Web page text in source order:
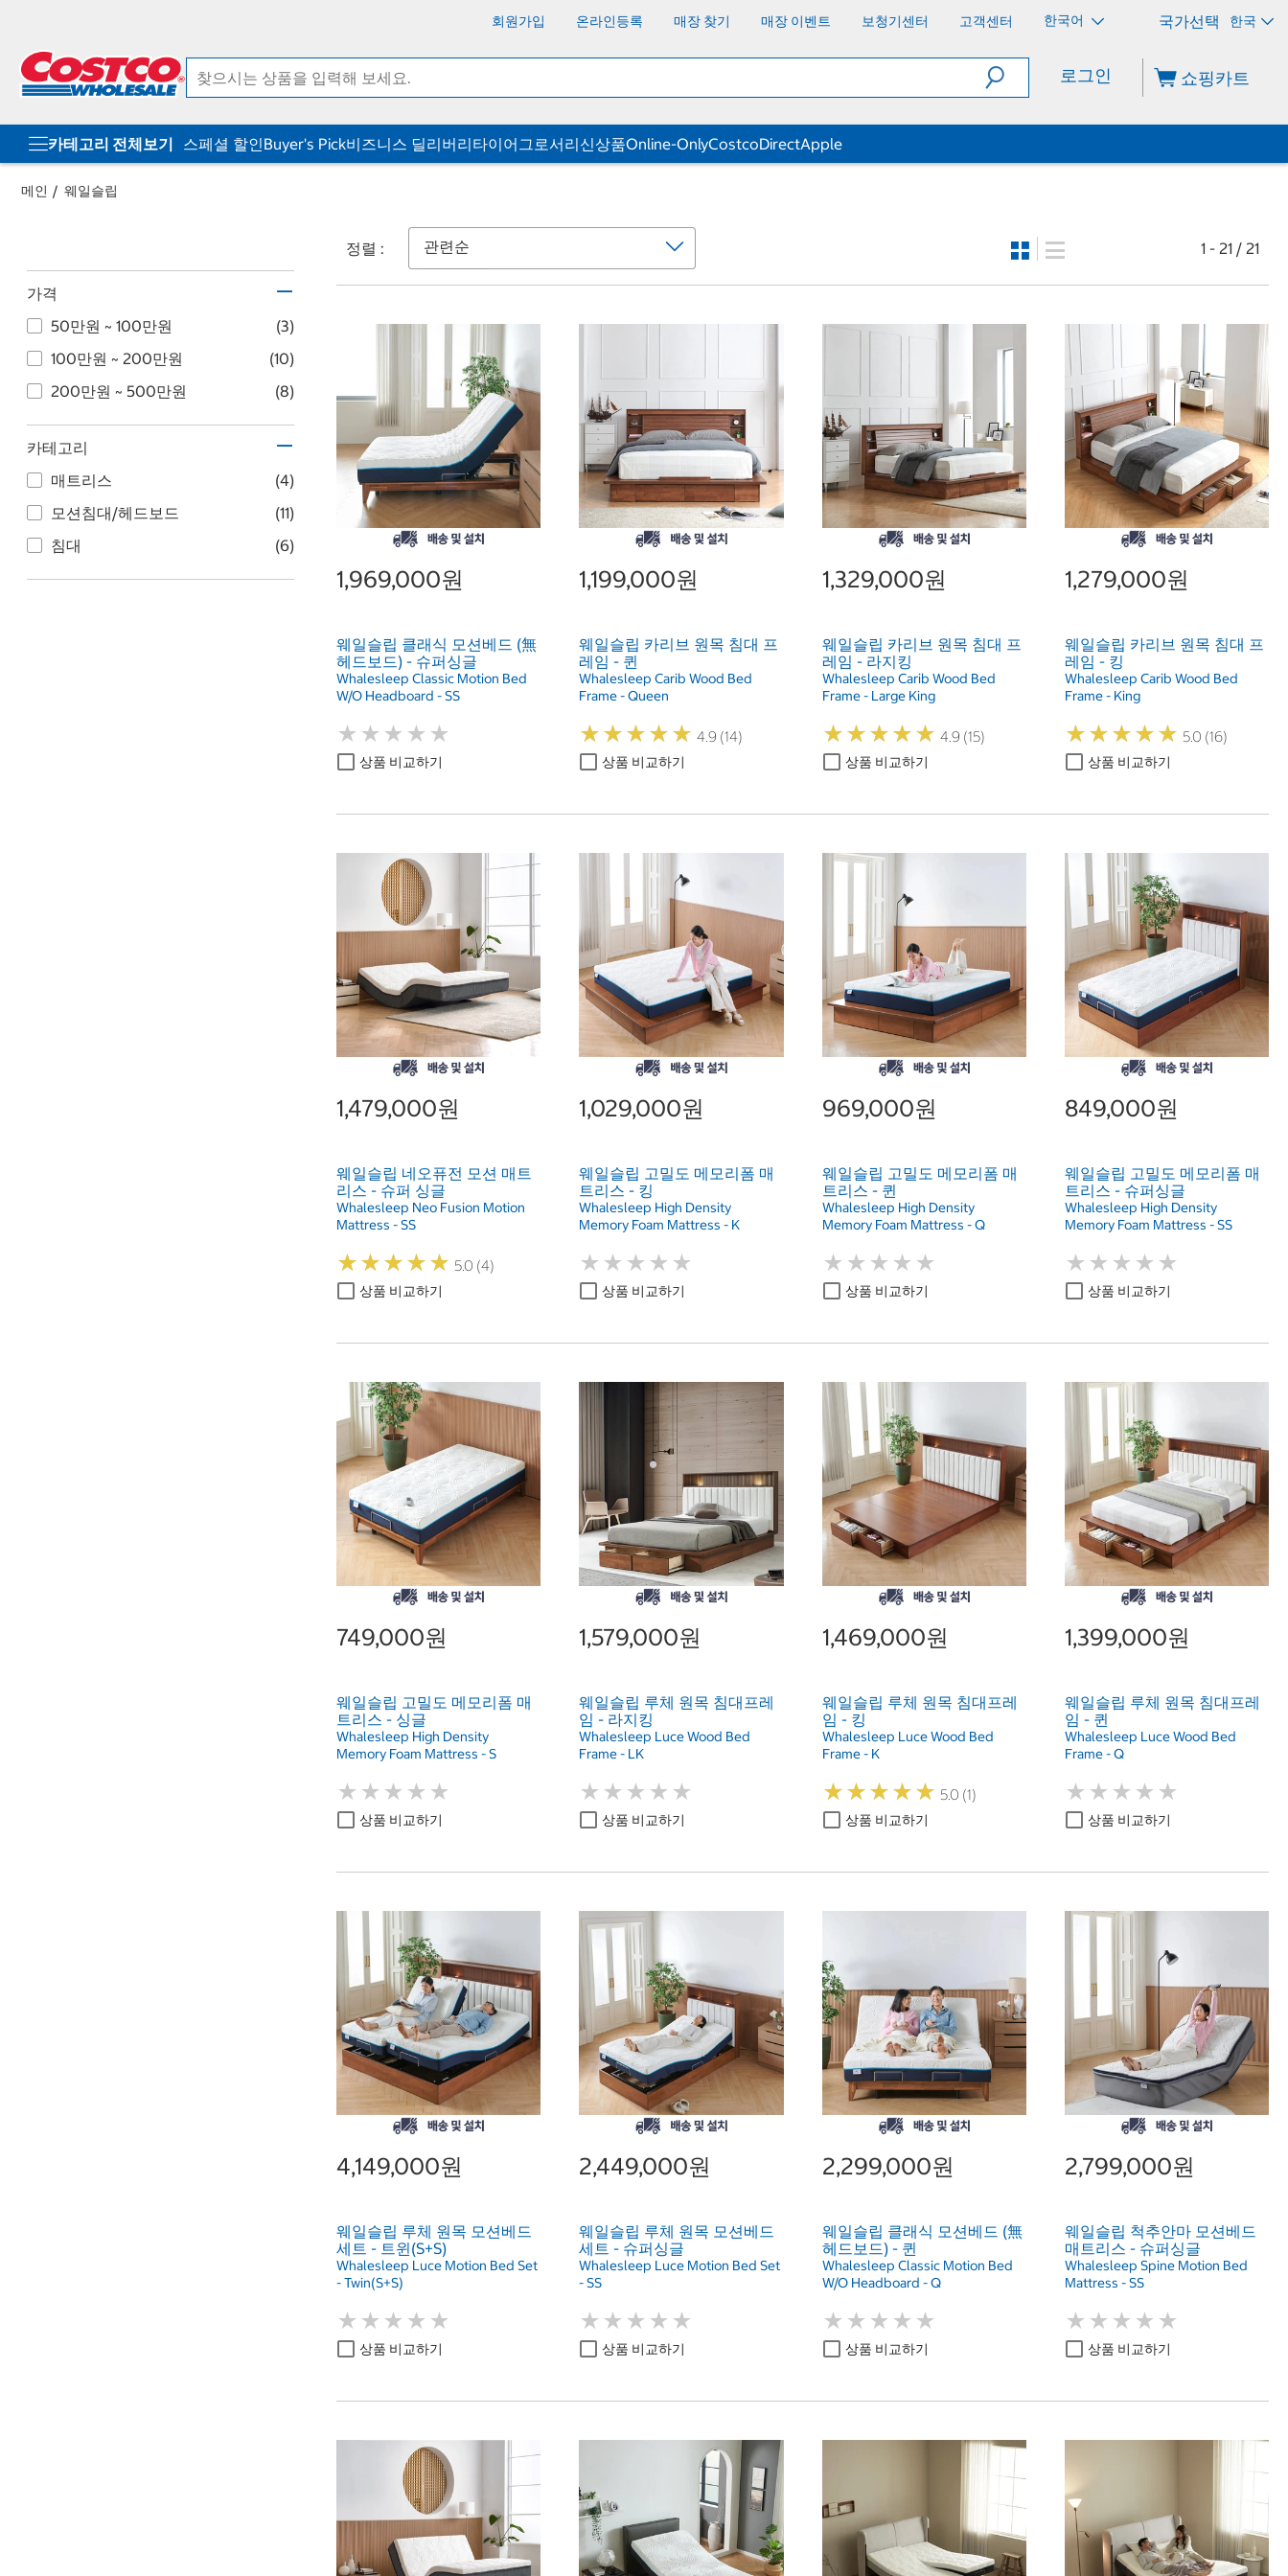
회원가입 온라인등록 매장 찾기 매장 이벤트 보청기센터 고객센터 한국어 한국
로그인 쇼핑카트
카테고리 전체보기 스페셜 할인Buyer's Pick비즈니스 딜리버리타이어그로서리신상품Online-OnlyCostcoDirectApple
메인 웨일슬립
가격
50만원 ~ 100만원
(3)
100만원 ~ 200만원
(10)
200만원 ~ 500만원
(8)
카테고리
매트리스
(4)
모션침대/헤드보드
(11)
침대
(6)
정렬 : 1 - 21 / 21
1,969,000원
웨일슬립 클래식 모션베드 (無
헤드보드) - 슈퍼싱글
Whalesleep Classic Motion Bed
W/O Headboard - SS
★ ★ ★ ★ ★
★ ★ ★ ★ ★
상품 비교하기
1,199,000원
웨일슬립 카리브 원목 침대 프
레임 - 퀸
Whalesleep Carib Wood Bed
Frame - Queen
★★★★★
★★★★★ 4.9 (14)
상품 비교하기
1,329,000원
웨일슬립 카리브 원목 침대 프
레임 - 라지킹
Whalesleep Carib Wood Bed
Frame - Large King
★★★★★
★★★★★ 4.9 (15)
상품 비교하기
1,279,000원
웨일슬립 카리브 원목 침대 프
레임 - 킹
Whalesleep Carib Wood Bed
Frame - King
★★★★★
★★★★★ 5.0 (16)
상품 비교하기
1,479,000원
웨일슬립 네오퓨전 모션 매트
리스 - 슈퍼 싱글
Whalesleep Neo Fusion Motion
Mattress - SS
★★★★★
★★★★★ 5.0 (4)
상품 비교하기
1,029,000원
웨일슬립 고밀도 메모리폼 매
트리스 - 킹
Whalesleep High Density
Memory Foam Mattress - K
★ ★ ★ ★ ★
★ ★ ★ ★ ★
상품 비교하기
969,000원
웨일슬립 고밀도 메모리폼 매
트리스 - 퀸
Whalesleep High Density
Memory Foam Mattress - Q
★ ★ ★ ★ ★
★ ★ ★ ★ ★
상품 비교하기
849,000원
웨일슬립 고밀도 메모리폼 매
트리스 - 슈퍼싱글
Whalesleep High Density
Memory Foam Mattress - SS
★ ★ ★ ★ ★
★ ★ ★ ★ ★
상품 비교하기
749,000원
웨일슬립 고밀도 메모리폼 매
트리스 - 싱글
Whalesleep High Density
Memory Foam Mattress - S
★ ★ ★ ★ ★
★ ★ ★ ★ ★
상품 비교하기
1,579,000원
웨일슬립 루체 원목 침대프레
임 - 라지킹
Whalesleep Luce Wood Bed
Frame - LK
★ ★ ★ ★ ★
★ ★ ★ ★ ★
상품 비교하기
1,469,000원
웨일슬립 루체 원목 침대프레
임 - 킹
Whalesleep Luce Wood Bed
Frame - K
★★★★★
★★★★★ 5.0 (1)
상품 비교하기
1,399,000원
웨일슬립 루체 원목 침대프레
임 - 퀸
Whalesleep Luce Wood Bed
Frame - Q
★ ★ ★ ★ ★
★ ★ ★ ★ ★
상품 비교하기
4,149,000원
웨일슬립 루체 원목 모션베드
세트 - 트윈(S+S)
Whalesleep Luce Motion Bed Set
- Twin(S+S)
★ ★ ★ ★ ★
★ ★ ★ ★ ★
상품 비교하기
2,449,000원
웨일슬립 루체 원목 모션베드
세트 - 슈퍼싱글
Whalesleep Luce Motion Bed Set
- SS
★ ★ ★ ★ ★
★ ★ ★ ★ ★
상품 비교하기
2,299,000원
웨일슬립 클래식 모션베드 (無
헤드보드) - 퀸
Whalesleep Classic Motion Bed
W/O Headboard - Q
★ ★ ★ ★ ★
★ ★ ★ ★ ★
상품 비교하기
2,799,000원
웨일슬립 척추안마 모션베드
매트리스 - 슈퍼싱글
Whalesleep Spine Motion Bed
Mattress - SS
★ ★ ★ ★ ★
★ ★ ★ ★ ★
상품 비교하기